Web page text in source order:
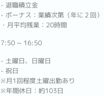
- 退職積立金
- ボーナス：業績次第（年に２回）
・月平均残業：20時間
7:50 ~ 16:50
- 土曜日、日曜日
- 祝日
※月1回程度土曜出勤あり
※年間休日：約103日